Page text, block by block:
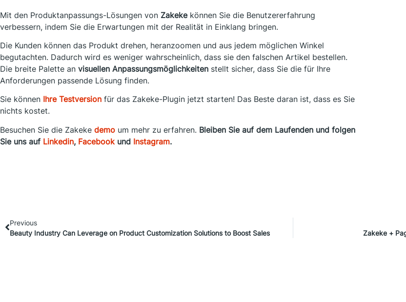
Mit den Produktanpassungs-Lösungen von Zakekekönnen Sie die Benutzererfahrung
verbessern, indem Sie die Erwartungen mit der Realität in Einklang bringen.
Die Kunden können das Produkt drehen, heranzoomen und aus jedem möglichen Winkel
begutachten. Dadurch wird es weniger wahrscheinlich, dass sie den falschen Artikel bestellen.
Die breite Palette an visuellen Anpassungsmöglichkeiten stellt sicher, dass Sie die für Ihre
Anforderungen passende Lösung finden.
Sie können Ihre Testversion für das Zakeke-Plugin jetzt starten! Das Beste daran ist, dass es Sie
nichts kostet.
Besuchen Sie die Zakeke demo um mehr zu erfahren. Bleiben Sie auf dem Laufenden und folgen
Sie uns auf Linkedin, Facebook und Instagram.
Previous
Beauty Industry Can Leverage on Product Customization Solutions to Boost Sales
Zakeke +